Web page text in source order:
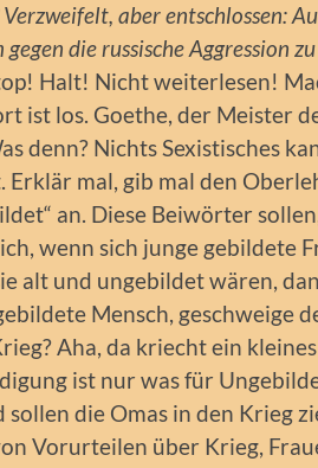
aber entschlossen:
die russische Aggression
Halt! Nicht weiterlesen!
ist los. Goethe, der Meister
denn? Nichts Sexistisches
mal, gib mal den
an. Diese Beiwörter
wenn sich junge gebildete
alt und ungebildet wären,
Mensch, geschweige
Aha, da kriecht ein
ist nur was für
sollen die Omas in den Krieg
Vorurteilen über Krieg,